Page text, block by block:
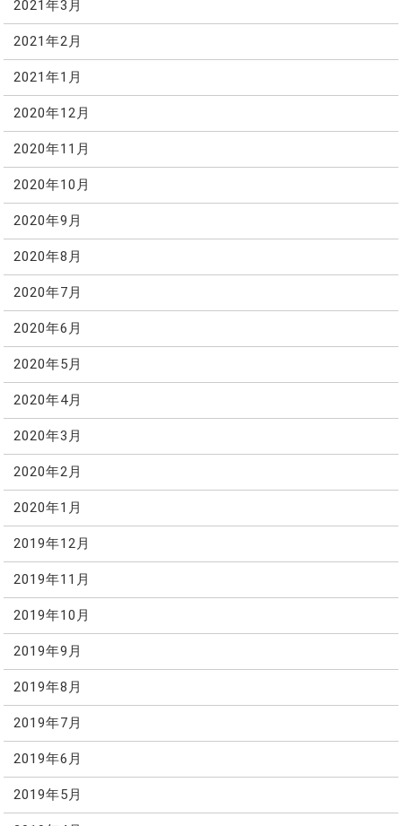
2021年3月
2021年2月
2021年1月
2020年12月
2020年11月
2020年10月
2020年9月
2020年8月
2020年7月
2020年6月
2020年5月
2020年4月
2020年3月
2020年2月
2020年1月
2019年12月
2019年11月
2019年10月
2019年9月
2019年8月
2019年7月
2019年6月
2019年5月